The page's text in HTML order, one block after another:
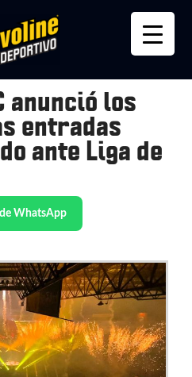
anunció los
entradas
ante Liga de
WhatsApp